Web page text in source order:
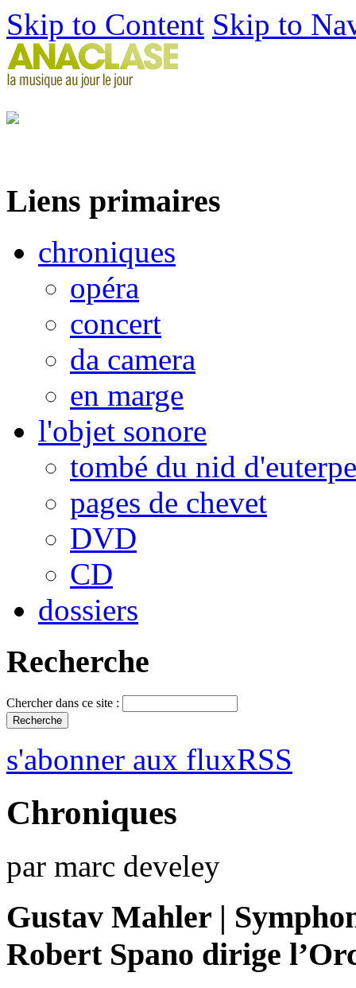
Skip to Content Skip to
Liens primaires
chroniques
opéra
concert
da camera
en marge
l'objet sonore
tombé du nid d'euterpe
pages de chevet
DVD
CD
dossiers
Recherche
Chercher dans ce site :
s'abonner aux fluxRSS
Chroniques
par marc develey
Gustav Mahler |
Robert Spano dirige